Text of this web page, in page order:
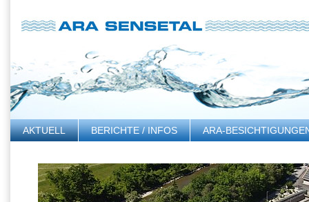
AKTUELL BERICHTE / INFOS
ARA-